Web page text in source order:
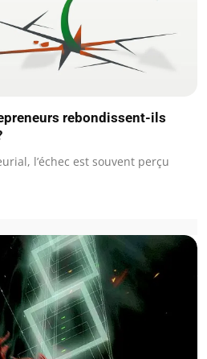
rebondissent-ils
l’échec est souvent perçu